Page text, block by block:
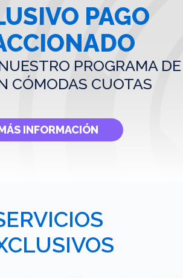
PAGO
PROGRAMA DE
CÓMODAS CUOTAS
INFORMACIÓN